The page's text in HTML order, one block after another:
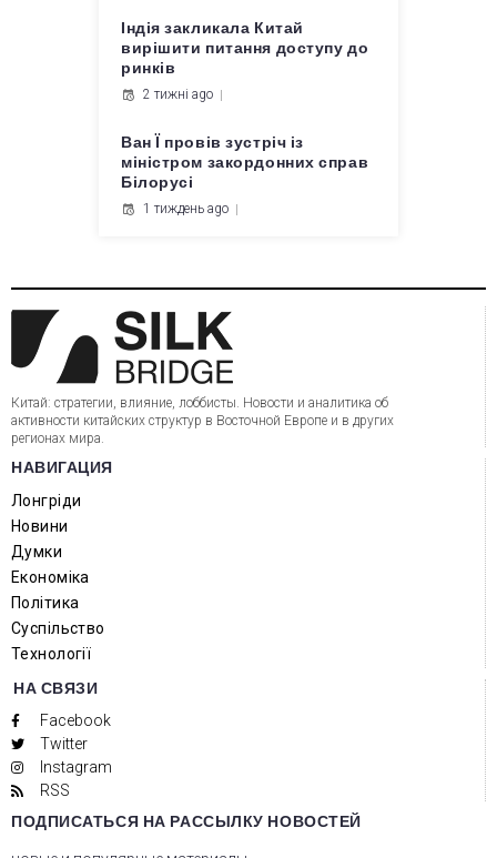
Індія закликала Китай
вирішити питання доступу до
ринків
2 тижні ago
Ван Ї провів зустріч із
міністром закордонних справ
Білорусі
1 тиждень ago
Китай: стратегии, влияние, лоббисты. Новости и аналитика об
активности китайских структур в Восточной Европе и в других
регионах мира.
НАВИГАЦИЯ
Лонгріди
Новини
Думки
Економіка
Політика
Суспільство
Технології
НА СВЯЗИ
Facebook
Twitter
Instagram
RSS
ПОДПИСАТЬСЯ НА РАССЫЛКУ НОВОСТЕЙ